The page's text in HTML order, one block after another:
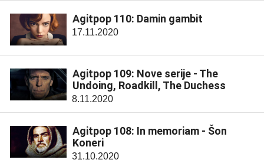
Agitpop 110: Damin gambit
17.11.2020
Agitpop 109: Nove serije - The
Undoing, Roadkill, The Duchess
8.11.2020
Agitpop 108: In memoriam - Šon
Koneri
31.10.2020